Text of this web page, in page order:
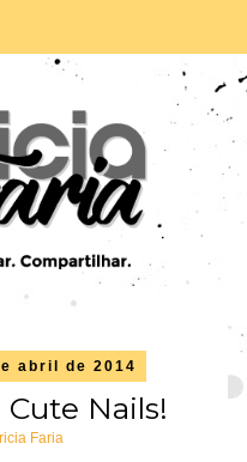
abril de 2014
Nails!
Faria